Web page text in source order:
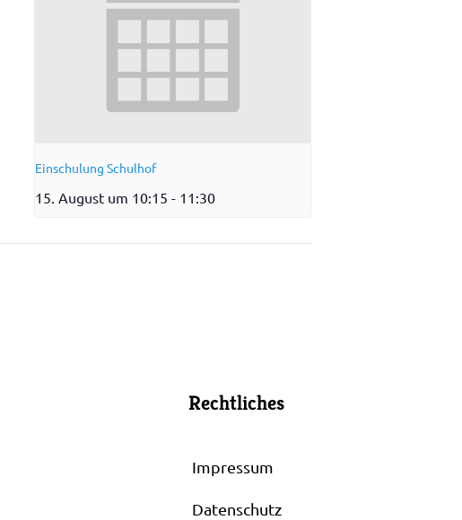
Einschulung Schulhof
15. August um 10:15 - 11:30
Rechtliches
Impressum
Datenschutz